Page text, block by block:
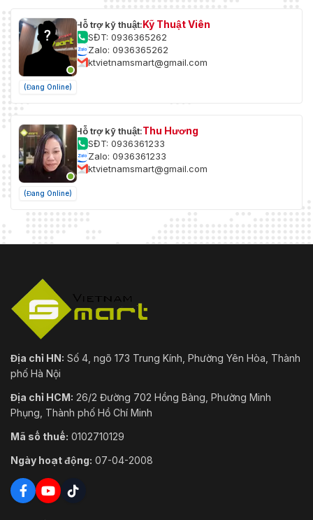
(Đang Online)
Hỗ trợ kỹ thuật:Kỹ Thuật Viên
SĐT: 0936365262
Zalo: 0936365262
ktvietnamsmart@gmail.com
(Đang Online)
Hỗ trợ kỹ thuật:Thu Hương
SĐT: 0936361233
Zalo: 0936361233
ktvietnamsmart@gmail.com
Địa chỉ HN: Số 4, ngõ 173 Trung Kính, Phường Yên Hòa, Thành
phố Hà Nội
Địa chỉ HCM: 26/2 Đường 702 Hồng Bàng, Phường Minh
Phụng, Thành phố Hồ Chí Minh
Mã số thuế: 0102710129
Ngày hoạt động: 07-04-2008